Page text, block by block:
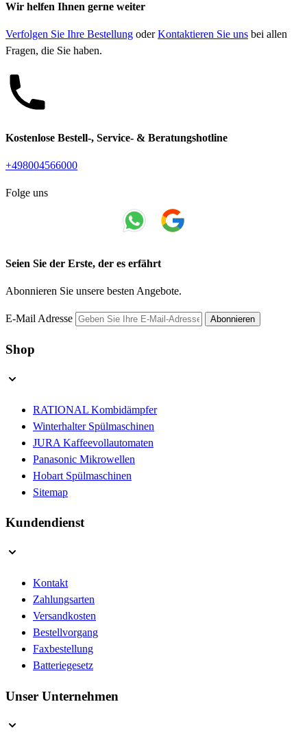
Wir helfen Ihnen gerne weiter
Verfolgen Sie Ihre Bestellung oderKontaktieren Sie uns bei allen
Fragen, die Sie haben.
Kostenlose Bestell-, Service- & Beratungshotline
+498004566000
Folge uns
Seien Sie der Erste, der es erfährt
Abonnieren Sie unsere besten Angebote.
E-Mail Adresse Abonnieren
Shop
RATIONAL Kombidämpfer
Winterhalter Spülmaschinen
JURA Kaffeevollautomaten
Panasonic Mikrowellen
Hobart Spülmaschinen
Sitemap
Kundendienst
Kontakt
Zahlungsarten
Versandkosten
Bestellvorgang
Faxbestellung
Batteriegesetz
Unser Unternehmen